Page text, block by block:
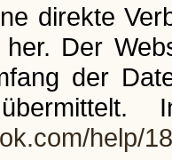
direkte
her. Der
der
help/